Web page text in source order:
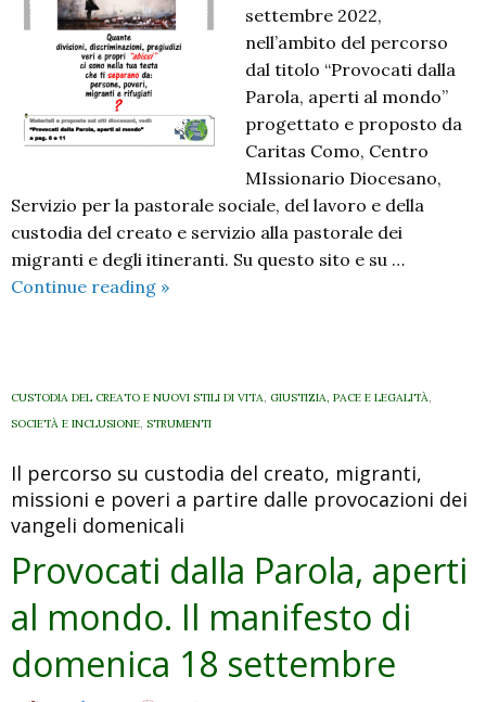
settembre 2022,
nell’ambito del percorso
dal titolo “Provocati dalla
Parola, aperti al mondo”
progettato e proposto da
Caritas Como, Centro
MIssionario Diocesano,
Servizio per la pastorale sociale, del lavoro e della
custodia del creato e servizio alla pastorale dei
migranti e degli itineranti. Su questo sito e su …
Continue reading Provocati
al
mondo.
manifesto
di
domenica
settembre
»
CUSTODIA DEL CREATO E NUOVI STILI DI VITA, GIUSTIZIA, PACE E LEGALITÀ,
SOCIETÀ E INCLUSIONE, STRUMENTI
Il percorso su custodia del creato, migranti,
missioni e poveri a partire dalle provocazioni dei
vangeli domenicali
Provocati dalla Parola, aperti
al mondo. Il manifesto di
domenica 18 settembre